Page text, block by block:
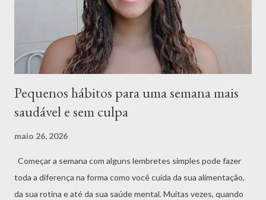
temperos prontos? Ao olhar a lista de ingredientes de muitos
temperos industrializados, é comum encontrar o sal logo no
início. Isso significa que ele está en...
Pequenos hábitos para uma semana mais
saudável e sem culpa
maio 26, 2026
Começar a semana com alguns lembretes simples pode fazer
toda a diferença na forma como você cuida da sua alimentação,
da sua rotina e até da sua saúde mental. Muitas vezes, quando